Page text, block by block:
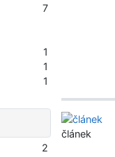
článek
7
1
1
1
2